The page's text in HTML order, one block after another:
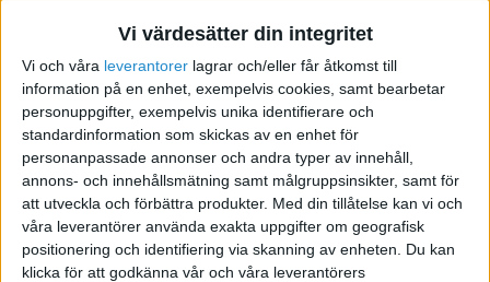
Vi värdesätter din integritet
Vi och våra leverantorer lagrar och/eller får åtkomst till
information på en enhet, exempelvis cookies, samt bearbetar
personuppgifter, exempelvis unika identifierare och
standardinformation som skickas av en enhet för
personanpassade annonser och andra typer av innehåll,
annons- och innehållsmätning samt målgruppsinsikter, samt för
att utveckla och förbättra produkter. Med din tillåtelse kan vi och
våra leverantörer använda exakta uppgifter om geografisk
positionering och identifiering via skanning av enheten. Du kan
klicka för att godkänna vår och våra leverantörers
kan bokföras på 3110. Hur gör jag då, för att
knyta an förbrukningsmaterial till café?
Hur löser jag detta enklast?
Tacksam för svar.
/Emil